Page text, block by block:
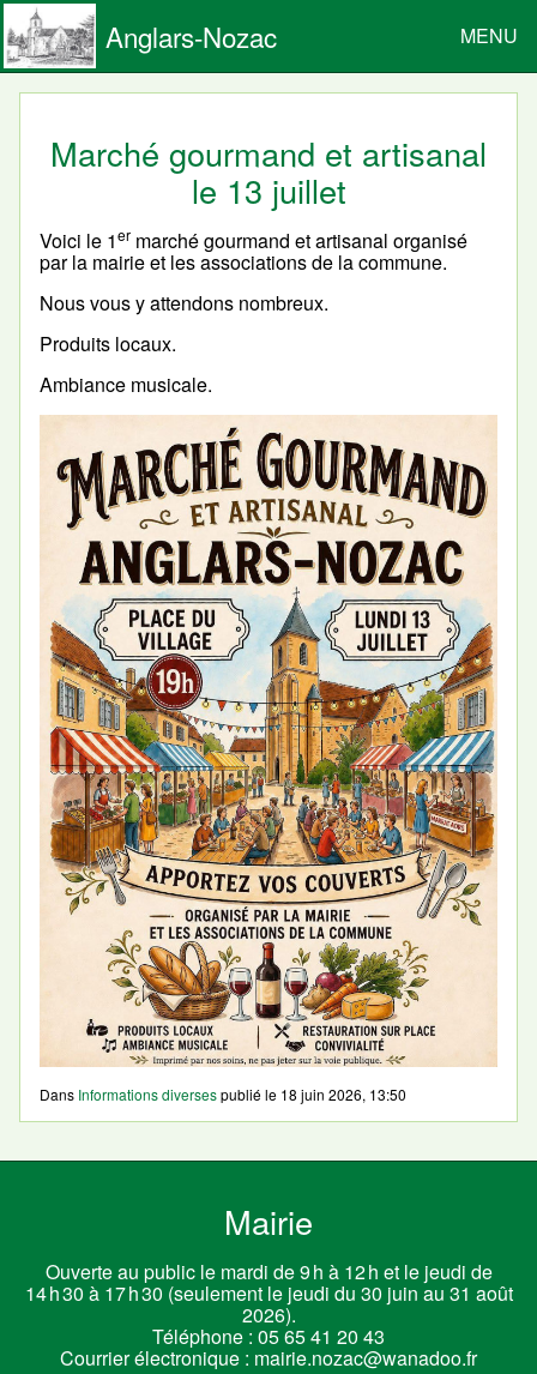
Anglars-Nozac MENU
Marché gourmand et artisanal
le 13 juillet
Voici le 1er marché gourmand et artisanal organisé
par la mairie et les associations de la commune.
Nous vous y attendons nombreux.
Produits locaux.
Ambiance musicale.
Dans Informations diversespublié le 18 juin 2026, 13:50
Mairie
Ouverte au public le mardi de 9 h à 12 h et le jeudi de
14 h 30 à 17 h 30 (seulement le jeudi du 30 juin au 31 août
2026).
Téléphone : 05 65 41 20 43
Courrier électronique : mairie.nozac@wanadoo.fr